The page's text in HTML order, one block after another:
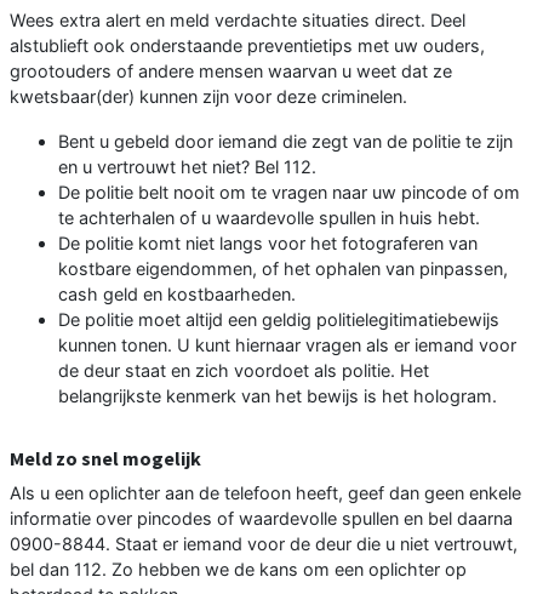
Wees extra alert en meld verdachte situaties direct. Deel
alstublieft ook onderstaande preventietips met uw ouders,
grootouders of andere mensen waarvan u weet dat ze
kwetsbaar(der) kunnen zijn voor deze criminelen.
Bent u gebeld door iemand die zegt van de politie te zijn
en u vertrouwt het niet? Bel 112.
De politie belt nooit om te vragen naar uw pincode of om
te achterhalen of u waardevolle spullen in huis hebt.
De politie komt niet langs voor het fotograferen van
kostbare eigendommen, of het ophalen van pinpassen,
cash geld en kostbaarheden.
De politie moet altijd een geldig politielegitimatiebewijs
kunnen tonen. U kunt hiernaar vragen als er iemand voor
de deur staat en zich voordoet als politie. Het
belangrijkste kenmerk van het bewijs is het hologram.
Meld zo snel mogelijk
Als u een oplichter aan de telefoon heeft, geef dan geen enkele
informatie over pincodes of waardevolle spullen en bel daarna
0900-8844. Staat er iemand voor de deur die u niet vertrouwt,
bel dan 112. Zo hebben we de kans om een oplichter op